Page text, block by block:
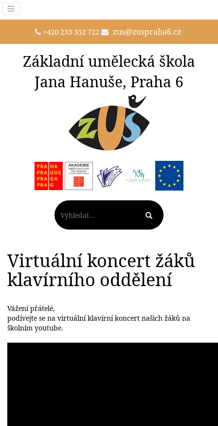
+420 233 352 722 zus@zuspraha6.cz
Základní umělecká škola
Jana Hanuše, Praha 6
Virtuální koncert žáků
klavírního oddělení
Vážení přátelé,
podívejte se na virtuální klavírní koncert našich žáků na
školním youtube.